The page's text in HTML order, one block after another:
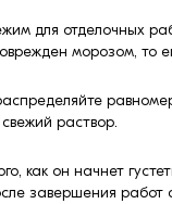
для отделочных
морозом, то
раствор.
как он начнет
завершения работ